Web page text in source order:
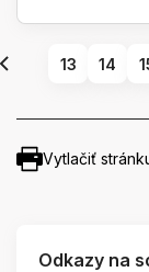
13 14
Vytlačiť
Odkazy na